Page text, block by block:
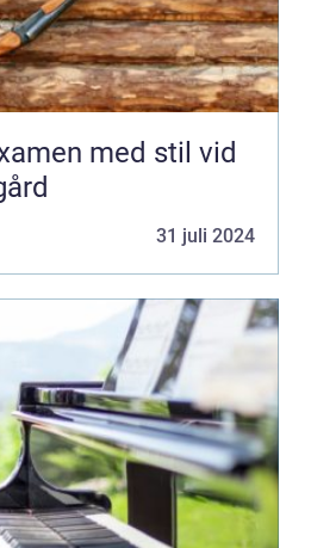
med stil vid
31 juli 2024